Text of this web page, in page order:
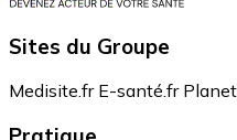
Sites du Groupe
Medisite.fr E-santé.fr